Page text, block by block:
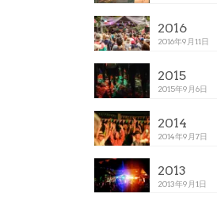
2016
2016年9月11日
2015
2015年9月6日
2014
2014年9月7日
2013
2013年9月1日